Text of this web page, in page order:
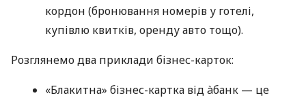
кордон (бронювання номерів у готелі,
купівлю квитків, оренду авто тощо).
Розглянемо два приклади бізнес-карток:
«Блакитна» бізнес-картка від àбанк — це